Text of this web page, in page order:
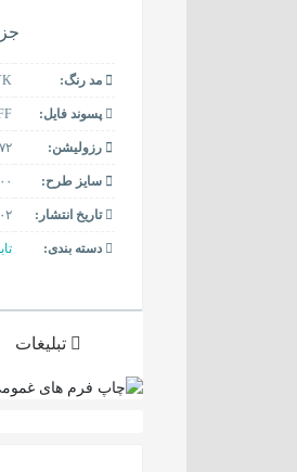
مد رنگ:
پسوند فایل:
رزولیشن: ۷۲
سایز طرح:
تاریخ انتشار: ۰۲ شهریور ۱۴۰۱
دسته بندی:
تبلیغات